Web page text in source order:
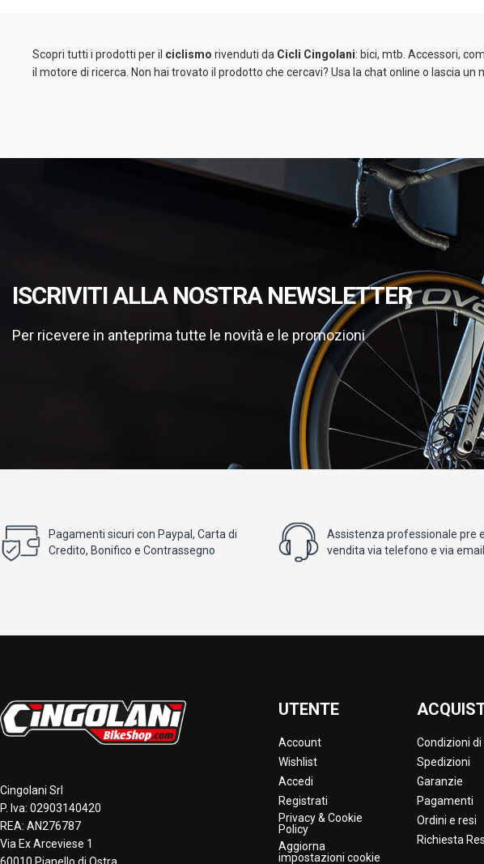
Scopri tutti i prodotti per il ciclismo rivenduti da Cicli Cingolani: bici, mtb. Accessori,
il motore di ricerca. Non hai trovato il prodotto che cercavi? Usa la chat online o lascia
ISCRIVITI ALLA NOSTRA NEWSLETTER
Per ricevere in anteprima tutte le novità e le promozioni
Pagamenti sicuri con Paypal, Carta di
Credito, Bonifico e Contrassegno
Assistenza professionale pre
vendita via telefono e via email
Cingolani Srl
P. Iva: 02903140420
REA: AN276787
Via Ex Arceviese 1
UTENTE
Account
Wishlist
Accedi
Registrati
Privacy & Cookie
Policy
Aggiorna
impostazioni cookie
Condizioni
Spedizioni
Garanzie
Pagamenti
Ordini e resi
Richiesta